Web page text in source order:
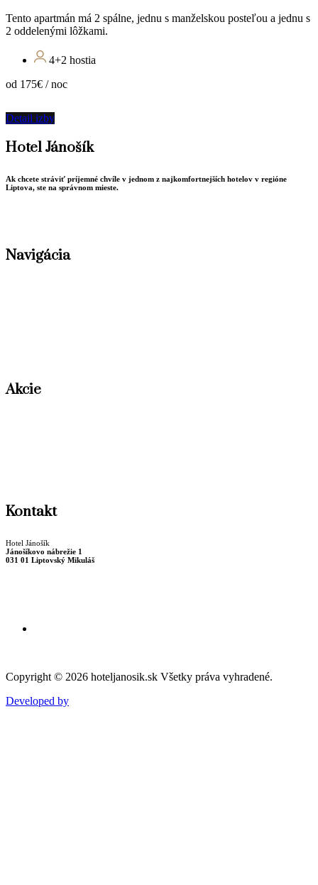
Tento apartmán má 2 spálne, jednu s manželskou posteľou a jednu s
2 oddelenými lôžkami.
4+2 hostia
od 175€ / noc
Detail izby
Hotel Jánošík
Ak chcete stráviť príjemné chvíle v jednom z najkomfortnejších hotelov v regióne
Liptova, ste na správnom mieste.
Navigácia
Akcie
Kontakt
Hotel Jánošík
Jánošíkovo nábrežie 1
031 01 Liptovský Mikuláš
Copyright © 2026 hoteljanosik.sk Všetky práva vyhradené.
Developed by